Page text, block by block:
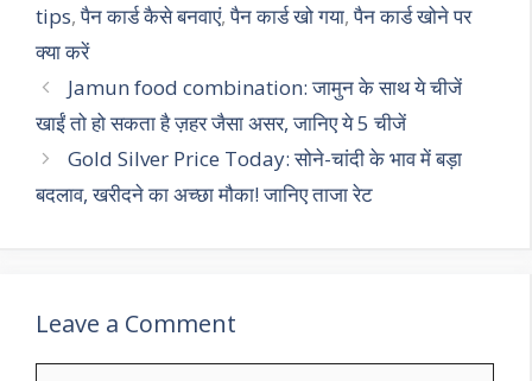
tips,पैन कार्ड कैसे बनवाएं,पैन कार्ड खो गया,पैन कार्ड खोने पर
क्या करें
Jamun food combination: जामुन के साथ ये चीजें
खाईं तो हो सकता है ज़हर जैसा असर, जानिए ये 5 चीजें
Gold Silver Price Today: सोने-चांदी के भाव में बड़ा
बदलाव, खरीदने का अच्छा मौका! जानिए ताजा रेट
Leave a Comment